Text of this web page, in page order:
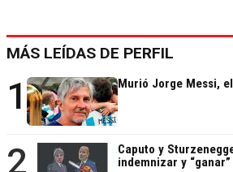
MÁS LEÍDAS DE PERFIL
1 Murió Jorge Messi,
2
Caputo y
indemnizar y